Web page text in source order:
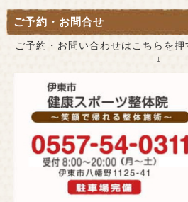
ご予約・お問合せ
ご予約・お問い合わせはこちらを
↓